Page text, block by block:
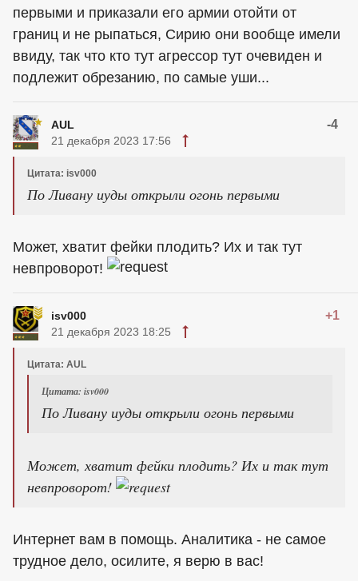
первыми и приказали его армии отойти от
границ и не рыпаться, Сирию они вообще имели
ввиду, так что кто тут агрессор тут очевиден и
подлежит обрезанию, по самые уши...
AUL -4
21 декабря 2023 17:56
Цитата: isv000
По Ливану иуды открыли огонь первыми
Может, хватит фейки плодить? Их и так тут
невпроворот!
isv000 +1
21 декабря 2023 18:25
Цитата: AUL
Цитата: isv000
По Ливану иуды открыли огонь первыми
Может, хватит фейки плодить? Их и так тут
невпроворот!
Интернет вам в помощь. Аналитика - не самое
трудное дело, осилите, я верю в вас!